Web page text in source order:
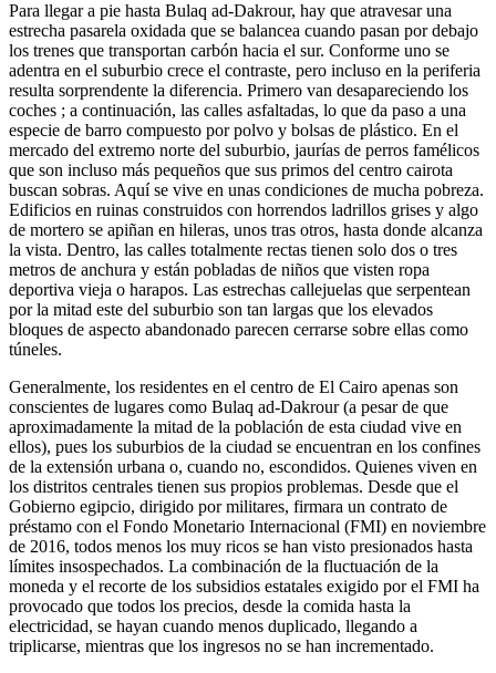
Para llegar a pie hasta Bulaq ad-Dakrour, hay que atravesar una
estrecha pasarela oxidada que se balancea cuando pasan por debajo
los trenes que transportan carbón hacia el sur. Conforme uno se
adentra en el suburbio crece el contraste, pero incluso en la periferia
resulta sorprendente la diferencia. Primero van desapareciendo los
coches ; a continuación, las calles asfaltadas, lo que da paso a una
especie de barro compuesto por polvo y bolsas de plástico. En el
mercado del extremo norte del suburbio, jaurías de perros famélicos
que son incluso más pequeños que sus primos del centro cairota
buscan sobras. Aquí se vive en unas condiciones de mucha pobreza.
Edificios en ruinas construidos con horrendos ladrillos grises y algo
de mortero se apiñan en hileras, unos tras otros, hasta donde alcanza
la vista. Dentro, las calles totalmente rectas tienen solo dos o tres
metros de anchura y están pobladas de niños que visten ropa
deportiva vieja o harapos. Las estrechas callejuelas que serpentean
por la mitad este del suburbio son tan largas que los elevados
bloques de aspecto abandonado parecen cerrarse sobre ellas como
túneles.
Generalmente, los residentes en el centro de El Cairo apenas son
conscientes de lugares como Bulaq ad-Dakrour (a pesar de que
aproximadamente la mitad de la población de esta ciudad vive en
ellos), pues los suburbios de la ciudad se encuentran en los confines
de la extensión urbana o, cuando no, escondidos. Quienes viven en
los distritos centrales tienen sus propios problemas. Desde que el
Gobierno egipcio, dirigido por militares, firmara un contrato de
préstamo con el Fondo Monetario Internacional (FMI) en noviembre
de 2016, todos menos los muy ricos se han visto presionados hasta
límites insospechados. La combinación de la fluctuación de la
moneda y el recorte de los subsidios estatales exigido por el FMI ha
provocado que todos los precios, desde la comida hasta la
electricidad, se hayan cuando menos duplicado, llegando a
triplicarse, mientras que los ingresos no se han incrementado.